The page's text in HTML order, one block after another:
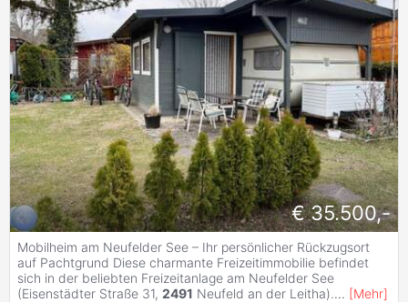
€ 35.500,-
Mobilheim am Neufelder See – Ihr persönlicher Rückzugsort
auf Pachtgrund Diese charmante Freizeitimmobilie befindet
sich in der beliebten Freizeitanlage am Neufelder See
(Eisenstädter Straße 31, 2491 Neufeld an der Leitha).... [Mehr]